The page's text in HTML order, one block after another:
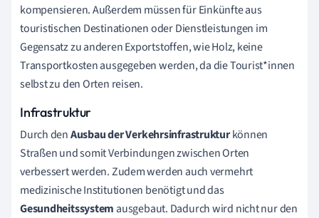
kompensieren. Außerdem müssen für Einkünfte aus
touristischen Destinationen oder Dienstleistungen im
Gegensatz zu anderen Exportstoffen, wie Holz, keine
Transportkosten ausgegeben werden, da die Tourist*innen
selbst zu den Orten reisen.
Infrastruktur
Durch denAusbau der Verkehrsinfrastrukturkönnen
Straßen und somit Verbindungen zwischen Orten
verbessert werden. Zudem werden auch vermehrt
medizinische Institutionen benötigt und das
Gesundheitssystem ausgebaut. Dadurch wird nicht nur den